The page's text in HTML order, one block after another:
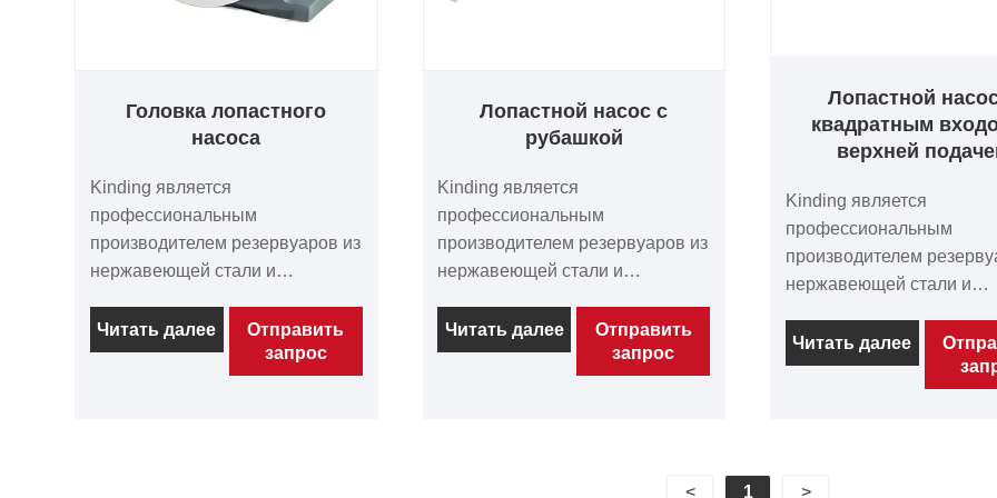
Головка лопастного
насоса
Kinding является
профессиональным
производителем резервуаров из
нержавеющей стали и
Kinding, как ведущий мировой
производитель оборудования
для перекачки жидкостей,
Читать далее
Отправить
запрос
Лопастной насос с
рубашкой
Kinding является
профессиональным
производителем резервуаров из
нержавеющей стали и
Гигиенический лопастной насос
с рубашкой производства
Kinding Machinery специально
рубашкой представляет собой
Читать далее
Отправить
запрос
Лопастной
квадратным
верхней
Kinding является
профессиональным
производителем
нержавеющей стали и
Роторно-лопастной
производства Kinding
специально разработан
Читать далее
< 1 >